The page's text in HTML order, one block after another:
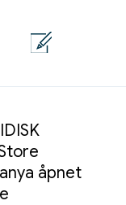
åpnet